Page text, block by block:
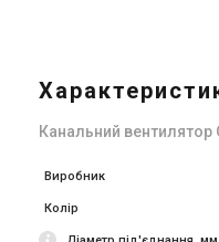
Канальний вентилятор
Виробник
Колір